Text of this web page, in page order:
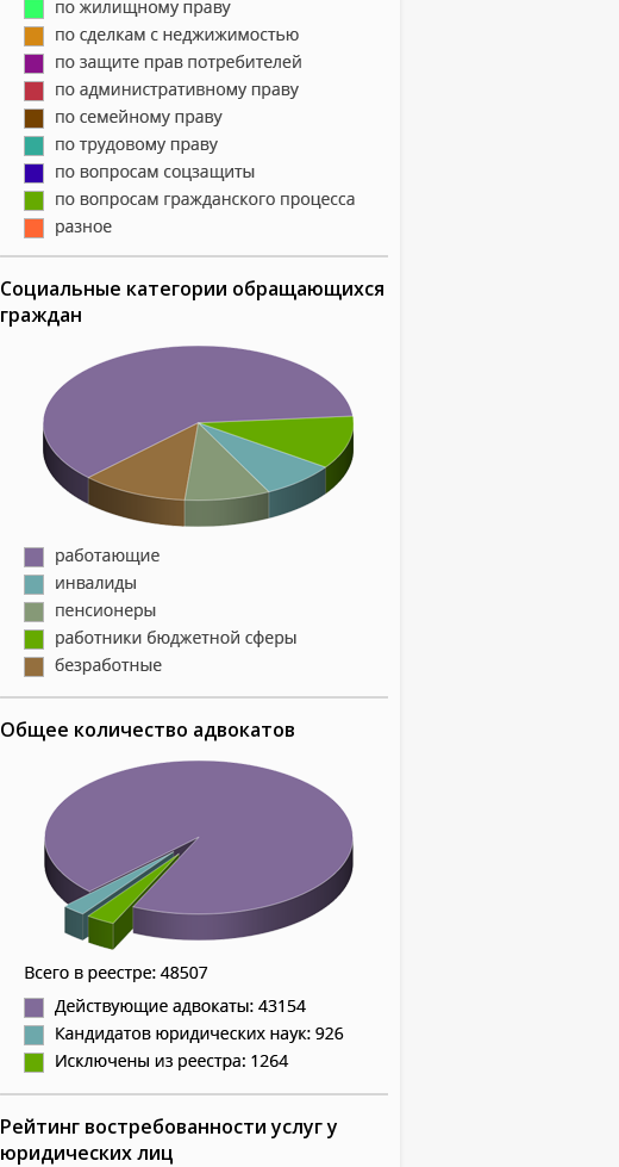
Социальные категории обращающихся
граждан
Общее количество адвокатов
Рейтинг востребованности услуг у
юридических лиц